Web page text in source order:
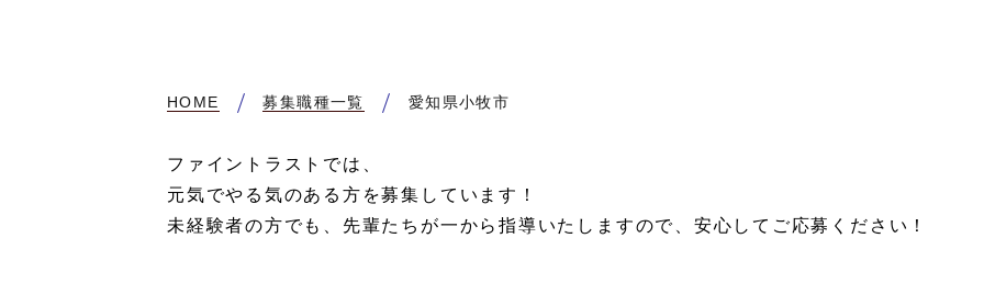
HOME 募集職種一覧 愛知県小牧市
ファイントラストでは、
元気でやる気のある方を募集しています！
未経験者の方でも、先輩たちが一から指導いたしますので、安心してご応募ください！